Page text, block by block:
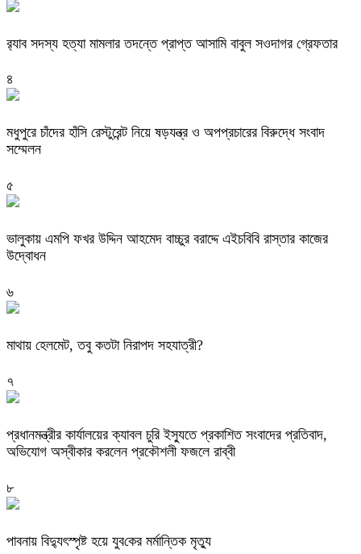
র‌্যাব সদস্য হত্যা মামলার তদন্তে প্রাপ্ত আসামি বাবুল সওদাগর গ্রেফতার
৪
মধুপুরে চাঁদের হাঁসি রেস্টুরেন্ট নিয়ে ষড়যন্ত্র ও অপপ্রচারের বিরুদ্ধে সংবাদ
সম্মেলন
৫
ভালুকায় এমপি ফখর উদ্দিন আহমেদ বাচ্চুর বরাদ্দে এইচবিবি রাস্তার কাজের
উদ্বোধন
৬
মাথায় হেলমেট, তবু কতটা নিরাপদ সহযাত্রী?
৭
প্রধানমন্ত্রীর কার্যালয়ের ক্যাবল চুরি ইস্যুতে প্রকাশিত সংবাদের প্রতিবাদ,
অভিযোগ অস্বীকার করলেন প্রকৌশলী ফজলে রাব্বী
৮
পাবনায় বিদ্যুৎস্পৃষ্ট হয়ে যুব‌কের মর্মান্তিক মৃত্যু